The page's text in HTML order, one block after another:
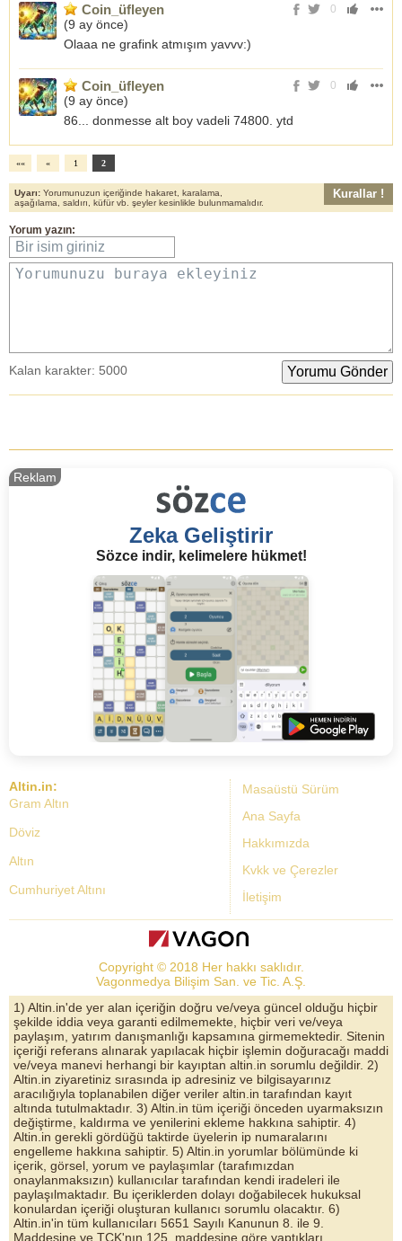
0
Coin_üfleyen
(9 ay önce)
Olaaa ne grafink atmışım yavvv:)
0
Coin_üfleyen
(9 ay önce)
86... donmesse alt boy vadeli 74800. ytd
«« « 1 2
Uyarı: Yorumunuzun içeriğinde hakaret, karalama,
aşağılama, saldırı, küfür vb. şeyler kesinlikle bulunmamalıdır.
Kurallar !
Yorum yazın:
Bir isim giriniz
Yorumunuzu buraya ekleyiniz
Kalan karakter: 5000
Zeka Geliştirir
Sözce indir, kelimelere hükmet!
Reklam
Masaüstü Sürüm
Ana Sayfa
Hakkımızda
Kvkk ve Çerezler
İletişim
Altin.in:
Gram Altın
Döviz
Altın
Cumhuriyet Altını
Dolar Kuru
Altın Yorumları
Döviz Kurları
Çeyrek Altın
Bitcoin
Euro/Dolar Parite
Sterlin
Döviz Arşivi
Copyright © 2018 Her hakkı saklıdır.
Vagonmedya Bilişim San. ve Tic. A.Ş.
1) Altin.in'de yer alan içeriğin doğru ve/veya güncel olduğu hiçbir
şekilde iddia veya garanti edilmemekte, hiçbir veri ve/veya
paylaşım, yatırım danışmanlığı kapsamına girmemektedir. Sitenin
içeriği referans alınarak yapılacak hiçbir işlemin doğuracağı maddi
ve/veya manevi herhangi bir kayıptan altin.in sorumlu değildir. 2)
Altin.in ziyaretiniz sırasında ip adresiniz ve bilgisayarınız
aracılığıyla toplanabilen diğer veriler altin.in tarafından kayıt
altında tutulmaktadır. 3) Altin.in tüm içeriği önceden uyarmaksızın
değiştirme, kaldırma ve yenilerini ekleme hakkına sahiptir. 4)
Altin.in gerekli gördüğü taktirde üyelerin ip numaralarını
engelleme hakkına sahiptir. 5) Altin.in yorumlar bölümünde ki
içerik, görsel, yorum ve paylaşımlar (tarafımızdan
onaylanmaksızın) kullanıcılar tarafından kendi iradeleri ile
paylaşılmaktadır. Bu içeriklerden dolayı doğabilecek hukuksal
konulardan içeriği oluşturan kullanıcı sorumlu olacaktır. 6)
Altin.in'in tüm kullanıcıları 5651 Sayılı Kanunun 8. ile 9.
Maddesine ve TCK'nın 125. maddesine göre yaptıkları